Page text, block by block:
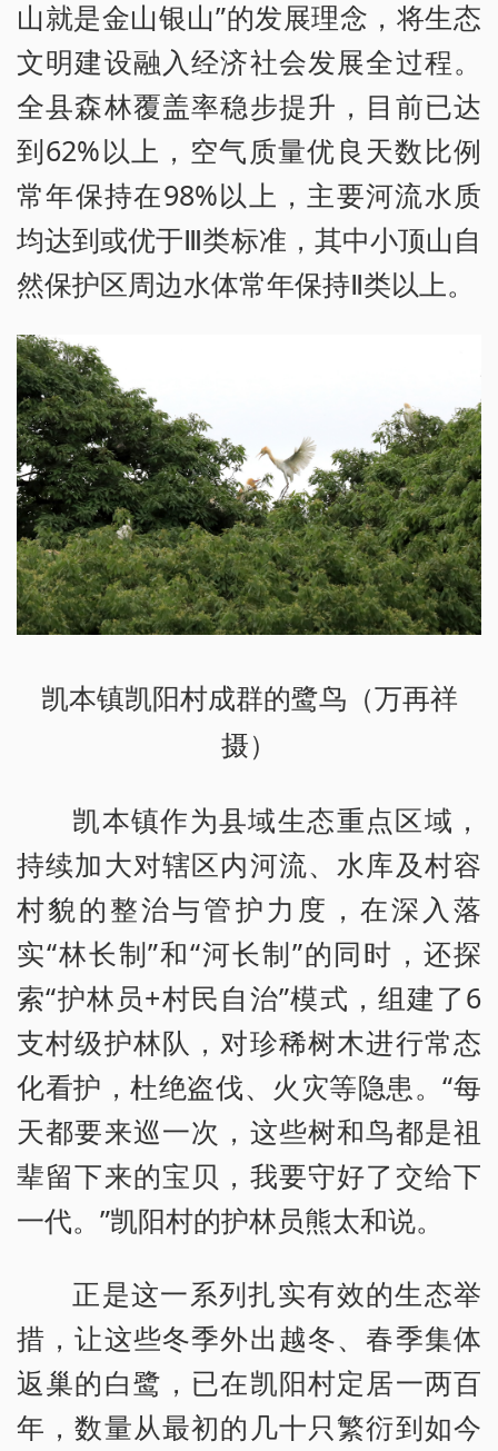
山就是金山银山”的发展理念，将生态
文明建设融入经济社会发展全过程。
全县森林覆盖率稳步提升，目前已达
到62%以上，空气质量优良天数比例
常年保持在98%以上，主要河流水质
均达到或优于Ⅲ类标准，其中小顶山自
然保护区周边水体常年保持Ⅱ类以上。
凯本镇凯阳村成群的鹭鸟（万再祥
摄）
凯本镇作为县域生态重点区域，
持续加大对辖区内河流、水库及村容
村貌的整治与管护力度，在深入落
实“林长制”和“河长制”的同时，还探
索“护林员+村民自治”模式，组建了6
支村级护林队，对珍稀树木进行常态
化看护，杜绝盗伐、火灾等隐患。“每
天都要来巡一次，这些树和鸟都是祖
辈留下来的宝贝，我要守好了交给下
一代。”凯阳村的护林员熊太和说。
正是这一系列扎实有效的生态举
措，让这些冬季外出越冬、春季集体
返巢的白鹭，已在凯阳村定居一两百
年，数量从最初的几十只繁衍到如今